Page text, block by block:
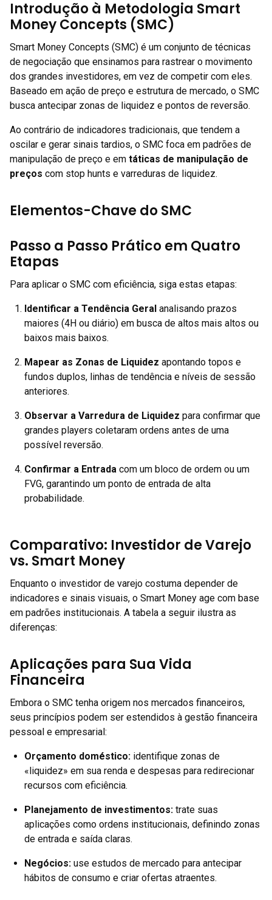
Introdução à Metodologia Smart
Money Concepts (SMC)
Smart Money Concepts (SMC) é um conjunto de técnicas
de negociação que ensinamos para rastrear o movimento
dos grandes investidores, em vez de competir com eles.
Baseado em ação de preço e estrutura de mercado, o SMC
busca antecipar zonas de liquidez e pontos de reversão.
Ao contrário de indicadores tradicionais, que tendem a
oscilar e gerar sinais tardios, o SMC foca em padrões de
manipulação de preço e em táticas de manipulação de
preços com stop hunts e varreduras de liquidez.
Elementos-Chave do SMC
Passo a Passo Prático em Quatro
Etapas
Para aplicar o SMC com eficiência, siga estas etapas:
Identificar a Tendência Geral analisando prazos
maiores (4H ou diário) em busca de altos mais altos ou
baixos mais baixos.
Mapear as Zonas de Liquidez apontando topos e
fundos duplos, linhas de tendência e níveis de sessão
anteriores.
Observar a Varredura de Liquidez para confirmar que
grandes players coletaram ordens antes de uma
possível reversão.
Confirmar a Entrada com um bloco de ordem ou um
FVG, garantindo um ponto de entrada de alta
probabilidade.
Comparativo: Investidor de Varejo
vs. Smart Money
Enquanto o investidor de varejo costuma depender de
indicadores e sinais visuais, o Smart Money age com base
em padrões institucionais. A tabela a seguir ilustra as
diferenças:
Aplicações para Sua Vida
Financeira
Embora o SMC tenha origem nos mercados financeiros,
seus princípios podem ser estendidos à gestão financeira
pessoal e empresarial:
Orçamento doméstico: identifique zonas de
«liquidez» em sua renda e despesas para redirecionar
recursos com eficiência.
Planejamento de investimentos: trate suas
aplicações como ordens institucionais, definindo zonas
de entrada e saída claras.
Negócios: use estudos de mercado para antecipar
hábitos de consumo e criar ofertas atraentes.